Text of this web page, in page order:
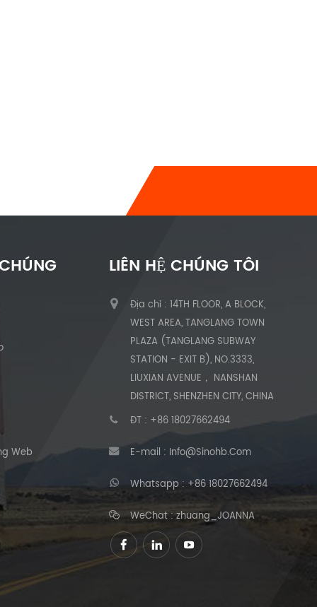
Web
LIÊN HỆ CHÚNG TÔI
Địa chỉ : 14TH FLOOR, A BLOCK,
WEST AREA, TANGLANG TOWN
PLAZA (TANGLANG SUBWAY
STATION - EXIT B), NO.3333,
LIUXIAN AVENUE， NANSHAN
DISTRICT, SHENZHEN CITY, CHINA
ĐT : +86 18027662494
E-mail : Info@sinohb.com
Whatsapp : +86 18027662494
WeChat : zhuang_JOANNA